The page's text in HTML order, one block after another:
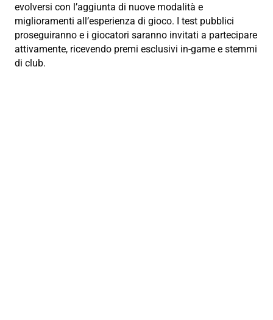
evolversi con l’aggiunta di nuove modalità e
miglioramenti all’esperienza di gioco. I test pubblici
proseguiranno e i giocatori saranno invitati a partecipare
attivamente, ricevendo premi esclusivi in-game e stemmi
di club.